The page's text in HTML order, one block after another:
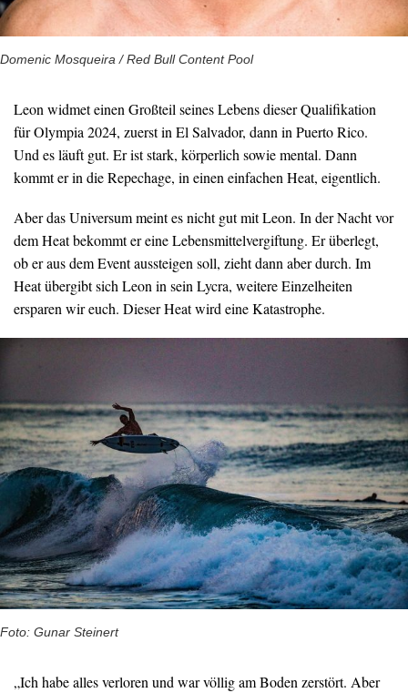
Domenic Mosqueira / Red Bull Content Pool
Leon widmet einen Großteil seines Lebens dieser Qualifikation
für Olympia 2024, zuerst in El Salvador, dann in Puerto Rico.
Und es läuft gut. Er ist stark, körperlich sowie mental. Dann
kommt er in die Repechage, in einen einfachen Heat, eigentlich.
Aber das Universum meint es nicht gut mit Leon. In der Nacht vor
dem Heat bekommt er eine Lebensmittelvergiftung. Er überlegt,
ob er aus dem Event aussteigen soll, zieht dann aber durch. Im
Heat übergibt sich Leon in sein Lycra, weitere Einzelheiten
ersparen wir euch. Dieser Heat wird eine Katastrophe.
Foto: Gunar Steinert
„Ich habe alles verloren und war völlig am Boden zerstört. Aber